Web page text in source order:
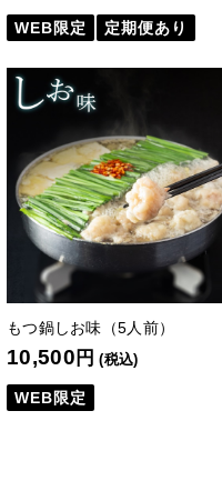
WEB限定 定期便あり
もつ鍋しお味（5人前）
10,500 円 (税込)
WEB限定